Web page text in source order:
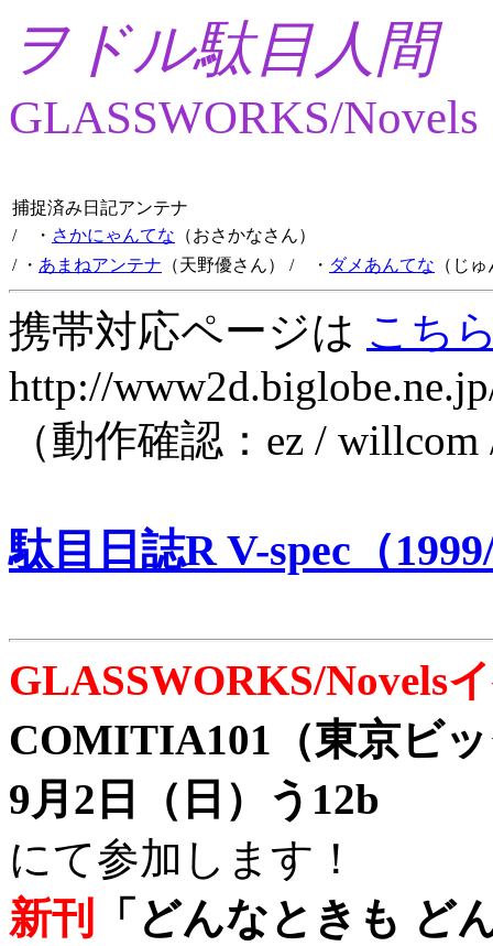
ヲドル駄目人間
GLASSWORKS/Novels
捕捉済み日記アンテナ
/ ・ さかにゃんてな （おさかなさん）
/ ・ あまねアンテナ （天野優さん） / ・ ダメあんてな （じ
携帯対応ページは こち
http://
（動作確認：ez /
駄目日誌R V-spec（
GLASSWORKS/Novels
COMITIA101（東京ビ
9月2日（日）う12b
にて参加します！
新刊
「どんなときも ど